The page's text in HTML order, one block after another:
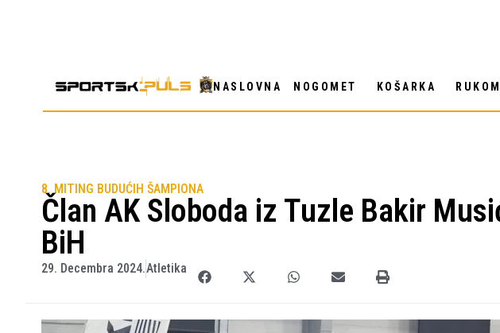
NASLOVNA NOGOMET KOŠARKA
8. MITING BUDUĆIH ŠAMPIONA
Član AK Sloboda iz Tuzle Bakir
BiH
29. Decembra 2024.Atletika